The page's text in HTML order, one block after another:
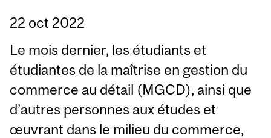
22 oct 2022
Le mois dernier, les étudiants et
étudiantes de la maîtrise en gestion du
commerce au détail (MGCD), ainsi que
d’autres personnes aux études et
œuvrant dans le milieu du commerce,